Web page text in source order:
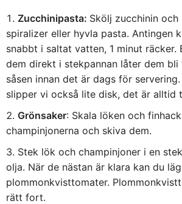
Zucchinipasta: Skölj zucchinin och
spiralizer eller hyvla pasta. Antingen
snabbt i saltat vatten, 1 minut räcker.
dem direkt i stekpannan låter dem bli
såsen innan det är dags för
slipper vi också lite disk, det är alltid
Grönsaker: Skala löken och
champinjonerna och skiva dem.
Stek lök och champinjoner i en
olja. När de nästan är klara kan du
plommonkvisttomater.
rätt fort.